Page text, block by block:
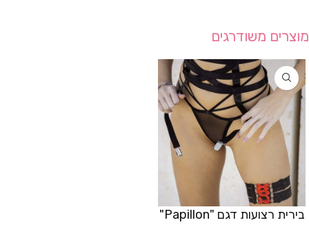
מוצרים משודרגים
בירית רצועות דגם "Papillon"